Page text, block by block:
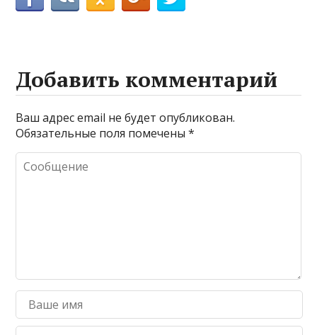
Добавить комментарий
Ваш адрес email не будет опубликован.
Обязательные поля помечены*